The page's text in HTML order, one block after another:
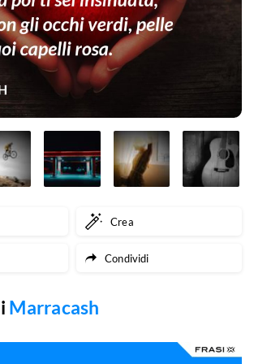
Crea
Condividi
Marracash